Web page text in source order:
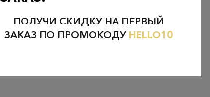
ПОЛУЧИ СКИДКУ НА ПЕРВЫЙ
ЗАКАЗ ПО ПРОМОКОДУ HELLO10